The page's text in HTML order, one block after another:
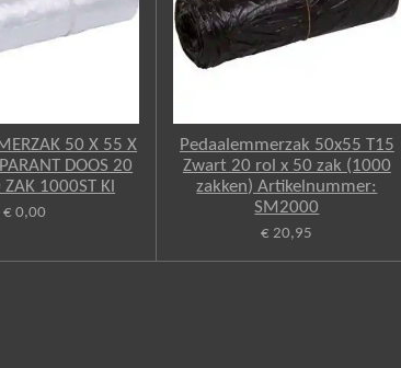
50 X 55 X
DOOS 20
ZAK 1000ST Kl
€ 0,00
Pedaalemmerzak 50x55 T15
Zwart 20 rol x 50 zak (1000
zakken) Artikelnummer:
SM2000
€ 20,95